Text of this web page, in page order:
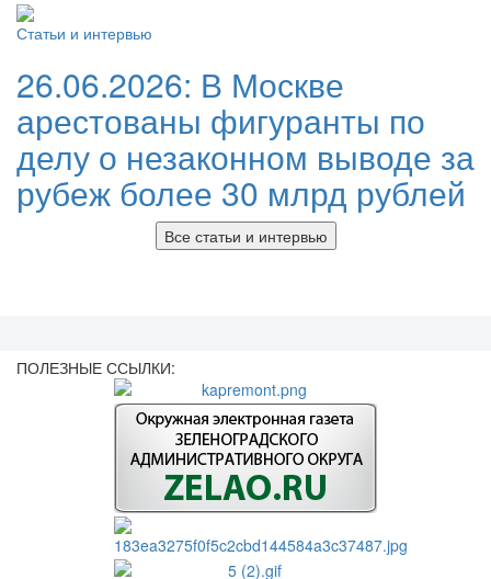
Статьи и интервью
26.06.2026: В Москве
арестованы фигуранты по
делу о незаконном выводе за
рубеж более 30 млрд рублей
Все статьи и интервью
ПОЛЕЗНЫЕ ССЫЛКИ: